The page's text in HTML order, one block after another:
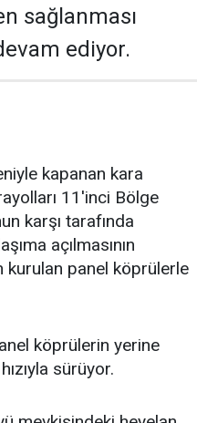
sağlanması
ediyor.
kapanan kara
11'inci Bölge
karşı tarafında
açılmasının
kurulan panel köprülerle
köprülerin yerine
sürüyor.